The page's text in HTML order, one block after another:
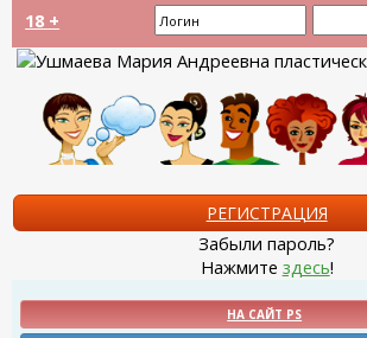
18 +
РЕГИСТРАЦИЯ
Забыли пароль?
Нажмите здесь!
НА САЙТ PS